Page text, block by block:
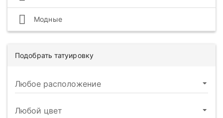
Модные
Подобрать татуировку